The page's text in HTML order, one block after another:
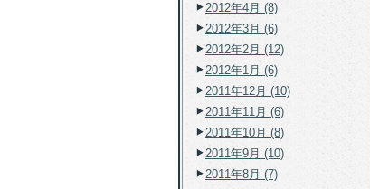
2012年4月 (8)
2012年3月 (6)
2012年2月 (12)
2012年1月 (6)
2011年12月 (10)
2011年11月 (6)
2011年10月 (8)
2011年9月 (10)
2011年8月 (7)